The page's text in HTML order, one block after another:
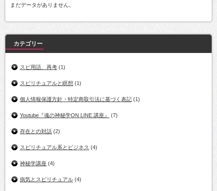
まだデータがありません。
カテゴリー
スピ用語、再考 (1)
スピリチュアルと瞑想 (1)
個人情報保護方針・特定商取引法に基づく表記 (1)
Youtube『魂の神秘学ON LINE 講座』 (7)
存在との対話 (2)
スピリチュアル系とビジネス (4)
神秘学講座 (4)
病気とスピリチュアル (4)